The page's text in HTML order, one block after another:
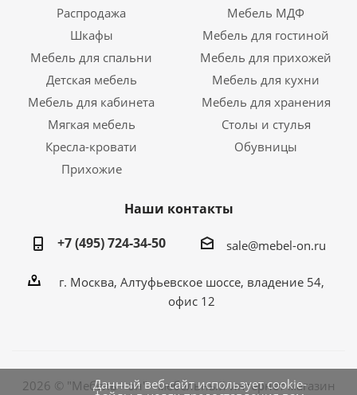
Распродажа
Мебель МДФ
Шкафы
Мебель для гостиной
Мебель для спальни
Мебель для прихожей
Детская мебель
Мебель для кухни
Мебель для кабинета
Мебель для хранения
Мягкая мебель
Столы и стулья
Кресла-кровати
Обувницы
Прихожие
Наши контакты
+7 (495) 724-34-50
sale@mebel-on.ru
г. Москва, Алтуфьевское шоссе, владение 54,
офис 12
2026 © "Мебель - он" - мебельный интернет магазин
Данный веб-сайт использует cookie-